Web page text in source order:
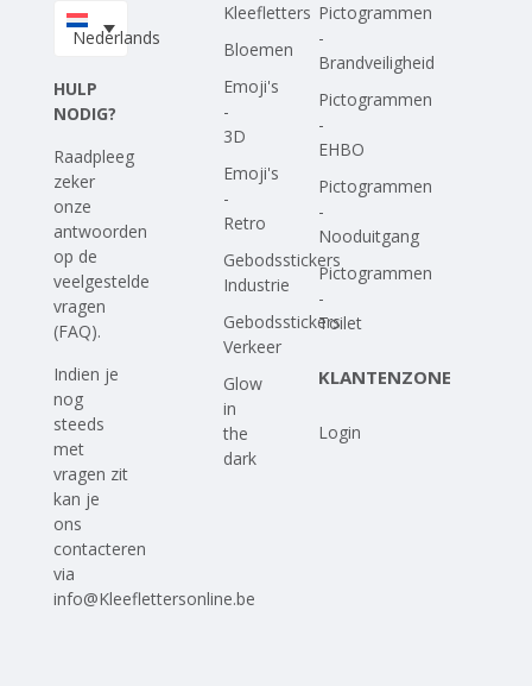
Upload je eigen ontwerp
Nederlands
HULP
NODIG?
Raadpleeg
zeker
onze
antwoorden
op de
veelgestelde
vragen
(FAQ).
Indien je
nog
steeds
met
vragen zit
kan je
ons
contacteren
via
info@Kleeflettersonline.be
Kleefletters
Bloemen
Emoji's
-
3D
Emoji's
-
Retro
Gebodsstickers
Industrie
Gebodsstickers
Verkeer
Glow
in
the
dark
Pictogrammen
-
Brandveiligheid
Pictogrammen
-
EHBO
Pictogrammen
-
Nooduitgang
Pictogrammen
-
Toilet
KLANTENZONE
Login